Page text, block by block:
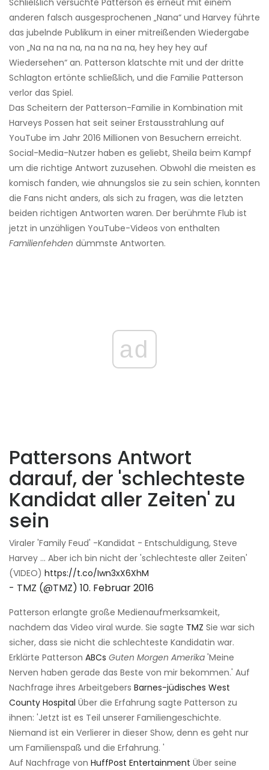
Schließlich versuchte Patterson es erneut mit einem
anderen falsch ausgesprochenen „Nana“ und Harvey führte
das jubelnde Publikum in einer mitreißenden Wiedergabe
von „Na na na na, na na na na, hey hey hey auf
Wiedersehen“ an. Patterson klatschte mit und der dritte
Schlagton ertönte schließlich, und die Familie Patterson
verlor das Spiel.
Das Scheitern der Patterson-Familie in Kombination mit
Harveys Possen hat seit seiner Erstausstrahlung auf
YouTube im Jahr 2016 Millionen von Besuchern erreicht.
Social-Media-Nutzer haben es geliebt, Sheila beim Kampf
um die richtige Antwort zuzusehen. Obwohl die meisten es
komisch fanden, wie ahnungslos sie zu sein schien, konnten
die Fans nicht anders, als sich zu fragen, was die letzten
beiden richtigen Antworten waren. Der berühmte Flub ist
jetzt in unzähligen YouTube-Videos von enthalten
Familienfehden dümmste Antworten.
ad
Pattersons Antwort
darauf, der 'schlechteste
Kandidat aller Zeiten' zu
sein
Viraler 'Family Feud' -Kandidat - Entschuldigung, Steve
Harvey ... Aber ich bin nicht der 'schlechteste aller Zeiten'
(VIDEO) https://t.co/Iwn3xX6XhM
- TMZ (@TMZ) 10. Februar 2016
Patterson erlangte große Medienaufmerksamkeit,
nachdem das Video viral wurde. Sie sagte TMZ Sie war sich
sicher, dass sie nicht die schlechteste Kandidatin war.
Erklärte Patterson ABCs Guten Morgen Amerika 'Meine
Nerven haben gerade das Beste von mir bekommen.' Auf
Nachfrage ihres Arbeitgebers Barnes-jüdisches West
County Hospital Über die Erfahrung sagte Patterson zu
ihnen: 'Jetzt ist es Teil unserer Familiengeschichte.
Niemand ist ein Verlierer in dieser Show, denn es geht nur
um Familienspaß und die Erfahrung. '
Auf Nachfrage von HuffPost Entertainment Über seine